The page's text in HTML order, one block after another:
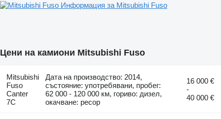
Информация за Mitsubishi Fuso
Цени на камиони Mitsubishi Fuso
Mitsubishi
Fuso
Canter
7C
Дата на производство: 2014,
състояние: употребявани, пробег:
62 000 - 120 000 км, гориво: дизел,
окачване: ресор
16 000 €
-
40 000 €